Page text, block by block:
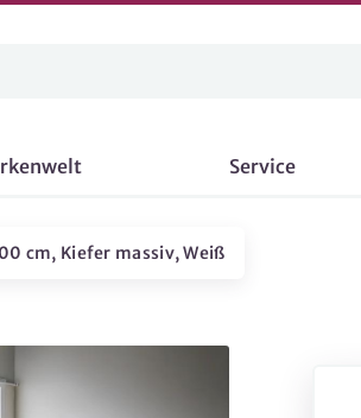
Service
cm, Kiefer massiv, Weiß